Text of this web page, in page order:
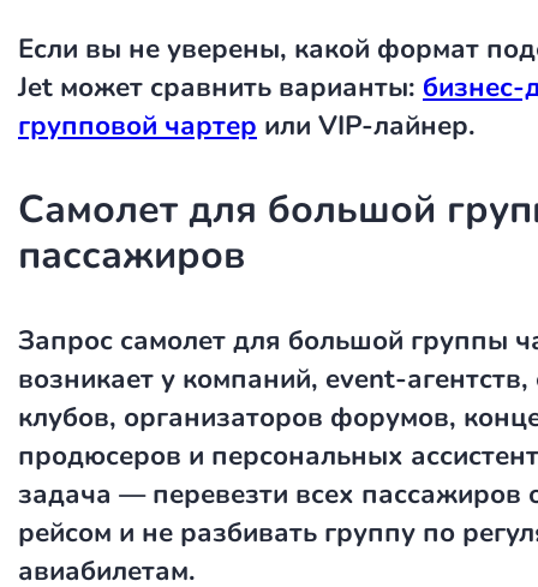
Если вы не уверены, какой формат
Jet может сравнить варианты: бизнес-
групповой чартер или VIP-лайнер.
Самолет для большой
пассажиров
Запрос самолет для большой группы
возникает у компаний, event-
клубов, организаторов форумов,
продюсеров и персональных
задача — перевезти всех пассажиров
рейсом и не разбивать группу по
авиабилетам.